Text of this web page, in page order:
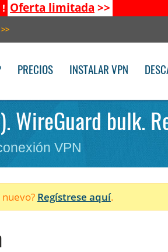
Oferta limitada >>
>>
PRECIOS INSTALAR VPN
WireGuard bulk.
VPN
nuevo? Regístrese aquí.